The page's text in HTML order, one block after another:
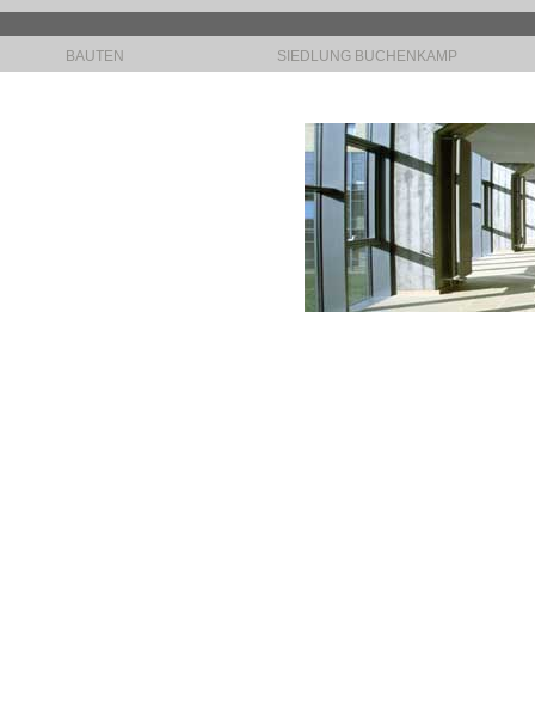
BAUTEN SIEDLUNG BUCHENKAMP